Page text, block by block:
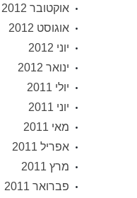
אוקטובר 2012
אוגוסט 2012
יוני 2012
ינואר 2012
יולי 2011
יוני 2011
מאי 2011
אפריל 2011
מרץ 2011
פברואר 2011